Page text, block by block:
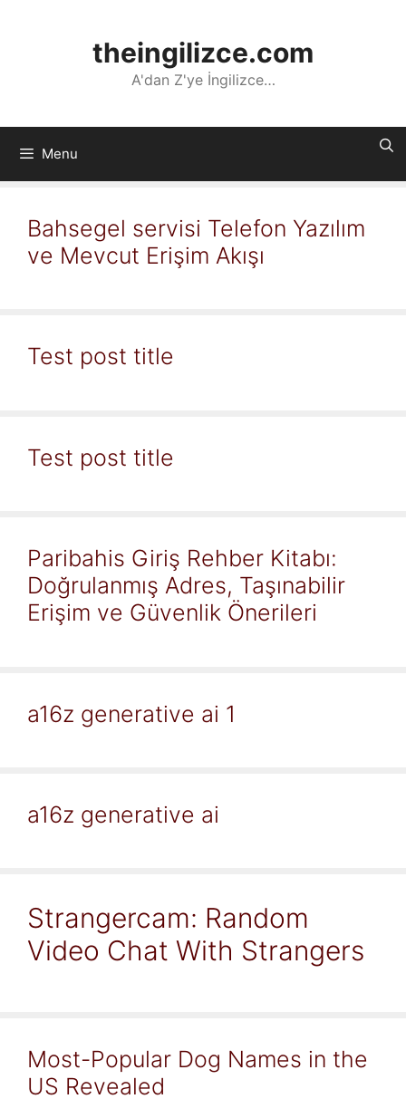
theingilizce.com
A'dan Z'ye İngilizce…
Menu
Bahsegel servisi Telefon Yazılım
ve Mevcut Erişim Akışı
Test post title
Test post title
Paribahis Giriş Rehber Kitabı:
Doğrulanmış Adres, Taşınabilir
Erişim ve Güvenlik Önerileri
a16z generative ai 1
a16z generative ai
Strangercam: Random
Video Chat With Strangers
Most-Popular Dog Names in the
US Revealed